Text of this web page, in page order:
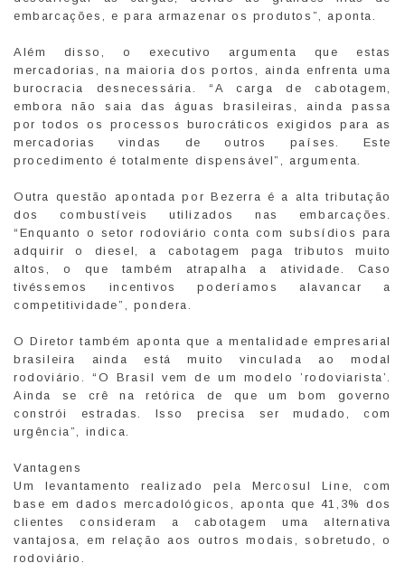
embarcações, e para armazenar os produtos”, aponta.
Além disso, o executivo argumenta que estas
mercadorias, na maioria dos portos, ainda enfrenta uma
burocracia desnecessária. “A carga de cabotagem,
embora não saia das águas brasileiras, ainda passa
por todos os processos burocráticos exigidos para as
mercadorias vindas de outros países. Este
procedimento é totalmente dispensável”, argumenta.
Outra questão apontada por Bezerra é a alta tributação
dos combustíveis utilizados nas embarcações.
“Enquanto o setor rodoviário conta com subsídios para
adquirir o diesel, a cabotagem paga tributos muito
altos, o que também atrapalha a atividade. Caso
tivéssemos incentivos poderíamos alavancar a
competitividade”, pondera.
O Diretor também aponta que a mentalidade empresarial
brasileira ainda está muito vinculada ao modal
rodoviário. “O Brasil vem de um modelo ’rodoviarista’.
Ainda se crê na retórica de que um bom governo
constrói estradas. Isso precisa ser mudado, com
urgência”, indica.
Vantagens
Um levantamento realizado pela Mercosul Line, com
base em dados mercadológicos, aponta que 41,3% dos
clientes consideram a cabotagem uma alternativa
vantajosa, em relação aos outros modais, sobretudo, o
rodoviário.